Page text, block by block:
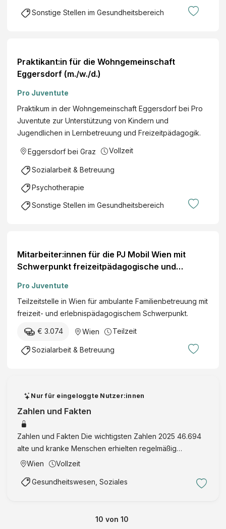
Sonstige Stellen im Gesundheitsbereich
Praktikant:in für die Wohngemeinschaft
Eggersdorf (m./w./d.)
Pro Juventute
Praktikum in der Wohngemeinschaft Eggersdorf bei Pro
Juventute zur Unterstützung von Kindern und
Jugendlichen in Lernbetreuung und Freizeitpädagogik.
Eggersdorf bei Graz Vollzeit
Sozialarbeit & Betreuung
Psychotherapie
Sonstige Stellen im Gesundheitsbereich
Mitarbeiter:innen für die PJ Mobil Wien mit
Schwerpunkt freizeitpädagogische und
Familienbetreuung (m./w./d.)
Pro Juventute
Teilzeitstelle in Wien für ambulante Familienbetreuung mit
freizeit- und erlebnispädagogischem Schwerpunkt.
€ 3.074 Wien Teilzeit
Sozialarbeit & Betreuung
Nur für eingeloggte Nutzer:innen
Zahlen und Fakten
Zahlen und Fakten Die wichtigsten Zahlen 2025 46.694
alte und kranke Menschen erhielten regelmäßig
professionelle Hilfe und Pflege daheim (Pflege und
Krankenpfleger/innen, Fac …
Wien Vollzeit
Gesundheitswesen, Soziales
10 von 10